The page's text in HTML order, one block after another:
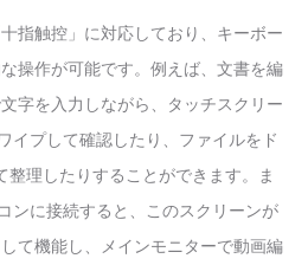
指触控」に対応しており、キーボー
操作が可能です。例えば、文書を編
字を入力しながら、タッチスクリー
イプして確認したり、ファイルをド
整理したりすることができます。ま
ンに接続すると、このスクリーンが
て機能し、メインモニターで動画編